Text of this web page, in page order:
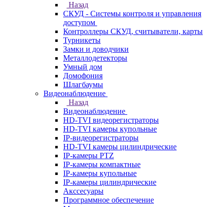
Назад
СКУД - Системы контроля и управления
доступом
Контроллеры СКУД, считыватели, карты
Турникеты
Замки и доводчики
Металлодетекторы
Умный дом
Домофония
Шлагбаумы
Видеонаблюдение
Назад
Видеонаблюдение
HD-TVI видеорегистраторы
HD-TVI камеры купольные
IP-видеорегистраторы
HD-TVI камеры цилиндрические
IP-камеры PTZ
IP-камеры компактные
IP-камеры купольные
IP-камеры цилиндрические
Акссесуары
Программное обеспечение